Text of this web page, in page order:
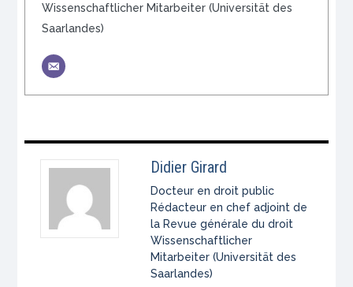
Wissenschaftlicher Mitarbeiter (Universität des
Saarlandes)
Didier Girard
Docteur en droit public
Rédacteur en chef adjoint de
la Revue générale du droit
Wissenschaftlicher
Mitarbeiter (Universität des
Saarlandes)